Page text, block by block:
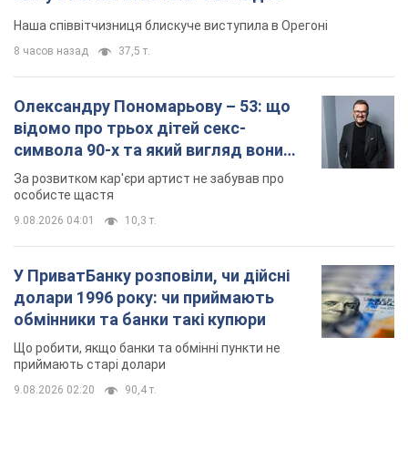
У ПриватБанку розповіли, чи дійсні
долари 1996 року: чи приймають
приймають старі долари
9.08.2026 02:20 90,4 т.